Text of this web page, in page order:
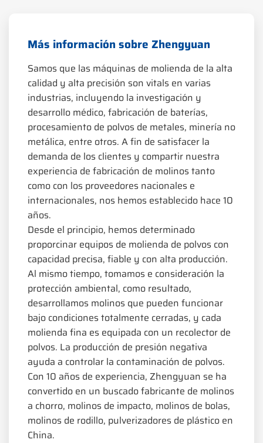
Más información sobre Zhengyuan
Samos que las máquinas de molienda de la alta
calidad y alta precisión son vitals en varias
industrias, incluyendo la investigación y
desarrollo médico, fabricación de baterías,
procesamiento de polvos de metales, minería no
metálica, entre otros. A fin de satisfacer la
demanda de los clientes y compartir nuestra
experiencia de fabricación de molinos tanto
como con los proveedores nacionales e
internacionales, nos hemos establecido hace 10
años.
Desde el principio, hemos determinado
proporcinar equipos de molienda de polvos con
capacidad precisa, fiable y con alta producción.
Al mismo tiempo, tomamos e consideración la
protección ambiental, como resultado,
desarrollamos molinos que pueden funcionar
bajo condiciones totalmente cerradas, y cada
molienda fina es equipada con un recolector de
polvos. La producción de presión negativa
ayuda a controlar la contaminación de polvos.
Con 10 años de experiencia, Zhengyuan se ha
convertido en un buscado fabricante de molinos
a chorro, molinos de impacto, molinos de bolas,
molinos de rodillo, pulverizadores de plástico en
China.